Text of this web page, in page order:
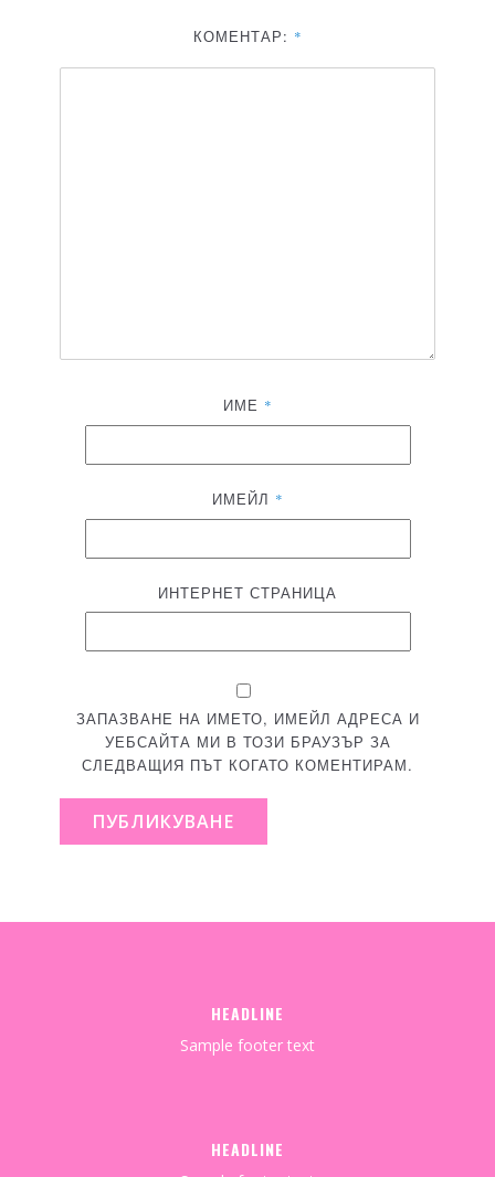
КОМЕНТАР: *
ИМЕ *
ИМЕЙЛ *
ИНТЕРНЕТ СТРАНИЦА
ЗАПАЗВАНЕ НА ИМЕТО, ИМЕЙЛ АДРЕСА И
УЕБСАЙТА МИ В ТОЗИ БРАУЗЪР ЗА
СЛЕДВАЩИЯ ПЪТ КОГАТО КОМЕНТИРАМ.
ПУБЛИКУВАНЕ
HEADLINE
Sample footer text
HEADLINE